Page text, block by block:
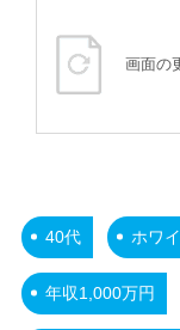
画面の
40代 ホワ
年収1,000万円